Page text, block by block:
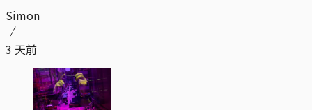
Simon
3 天前